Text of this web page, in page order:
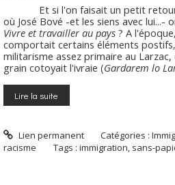
Et si l'on faisait un petit
où José Bové -et les siens avec lui...-
Vivre et travailler au pays ? A
comportait certains éléments
militarisme assez primaire au
grain cotoyait l'ivraie (Gardarem lo
Lire la suite
Lien permanent Catégories :
racisme
Tags : immigration, sans-